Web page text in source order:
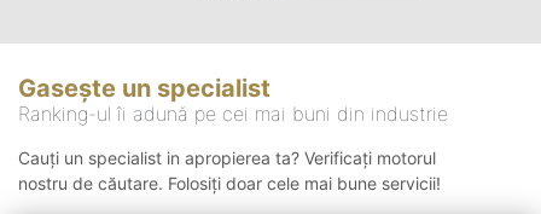
Gasește un specialist
Ranking-ul îi adună pe cei mai buni din industrie
Cauți un specialist in apropierea ta? Verificați motorul
nostru de căutare. Folosiți doar cele mai bune servicii!